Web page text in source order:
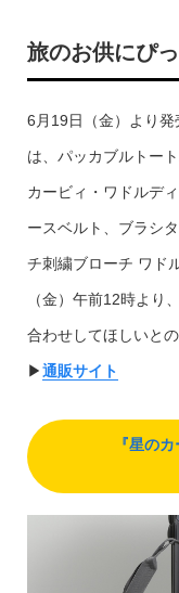
旅のお供にぴ
6月19日（金）より
は、パッカブルトー
カービィ・ワドルデ
ースベルト、ブラシ
チ刺繍ブローチ ワド
（金）午前12時より
合わせしてほしいとの
▶︎通販サイト
『星の